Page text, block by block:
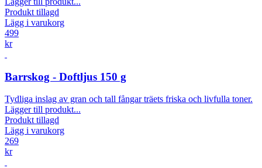
Produkt tillagd
Lägg i varukorg
499
kr
Barrskog - Doftljus 150 g
Tydliga inslag av gran och tall fångar träets friska och livfulla toner.
Lägger till produkt...
Produkt tillagd
Lägg i varukorg
269
kr